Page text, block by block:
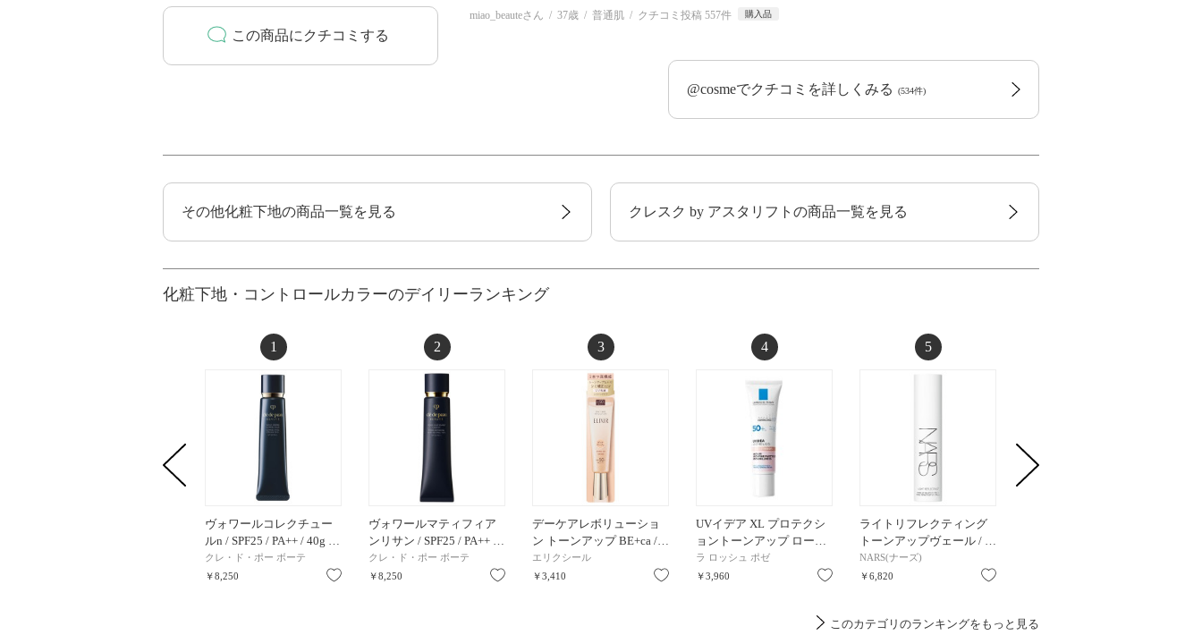
この商品にクチコミする
miao_beauteさん 37歳 普通肌 クチコミ投稿 557件 購入品
@cosmeでクチコミを詳しくみる (534件)
その他化粧下地の商品一覧を見る クレスク by アスタリフトの商品一覧を見る
化粧下地・コントロールカラーのデイリーランキング
1
ヴォワールコレクチュー
ルn / SPF25 / PA++ / 40g …
クレ・ド・ポー ボーテ
￥8,250
お気に入り
2
ヴォワールマティフィア
ンリサン / SPF25 / PA++ …
クレ・ド・ポー ボーテ
￥8,250
お気に入り
3
デーケアレボリューショ
ン トーンアップ BE+ca /…
エリクシール
￥3,410
お気に入り
4
UVイデア XL プロテクシ
ョントーンアップ ロー…
ラ ロッシュ ポゼ
￥3,960
お気に入り
5
ライトリフレクティング
トーンアップヴェール / …
NARS(ナーズ)
￥6,820
このカテゴリのランキングをもっと見る